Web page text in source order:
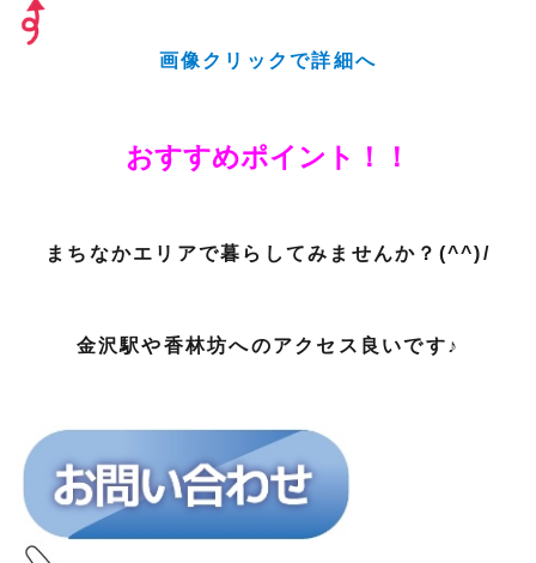
画像クリックで詳細へ
おすすめポイント！！
まちなかエリアで暮らしてみませんか？(^^)/
金沢駅や香林坊へのアクセス良いです♪